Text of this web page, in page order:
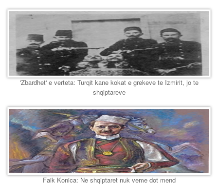
'Zbardhet' e verteta: Turqit kane kokat e grekeve te Izmirit, jo te
shqiptareve
Faik Konica: Ne shqiptaret nuk veme dot mend